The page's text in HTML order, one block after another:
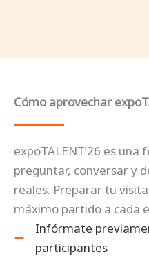
Cómo aprovechar
expoTALENT’26 es una
preguntar, conversar y
reales. Preparar tu
máximo partido a cada
Infórmate
participantes